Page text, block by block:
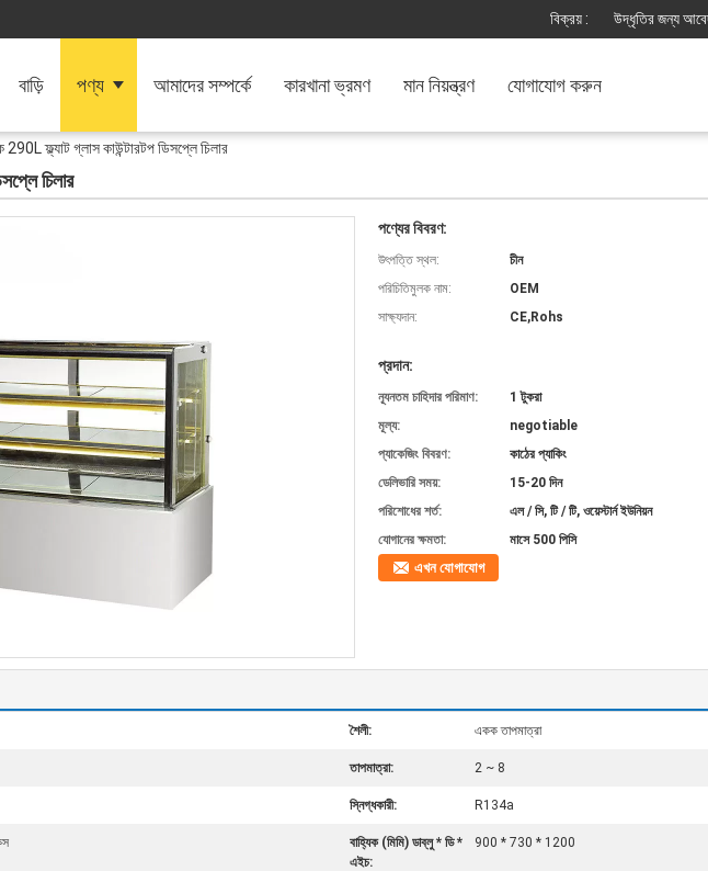
বিক্রয় : উদ্ধৃতির জন্য
বাড়ি পণ্য আমাদের সম্পর্কে কারখানা ভ্রমণ মান নিয়ন্ত্রণ যোগাযোগ করুন
290L ফ্ল্যাট গ্লাস কাউন্টারটপ ডিসপ্লে চিলার
চিলার
পণ্যের বিবরণ:
উৎপত্তি স্থল:
চীন
পরিচিতিমুলক নাম:
OEM
সাক্ষ্যদান:
CE,Rohs
প্রদান:
ন্যূনতম চাহিদার পরিমাণ:
1 টুকরা
মূল্য:
negotiable
প্যাকেজিং বিবরণ:
কাঠের প্যাকিং
ডেলিভারি সময়:
15-20 দিন
পরিশোধের শর্ত:
এল / সি, টি / টি, ওয়েস্টার্ন ইউনিয়ন
যোগানের ক্ষমতা:
মাসে 500 পিসি
এখন যোগাযোগ
শৈলী: একক তাপমাত্রা
তাপমাত্রা: 2 ~ 8
স্নিগ্ধকারী: R134a
বাহ্যিক (মিমি) ডাব্লু * ডি *
এইচ:
900 * 730 * 1200